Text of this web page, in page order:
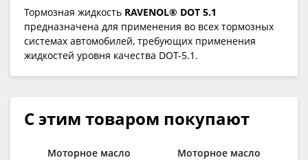
Тормозная жидкость RAVENOL® DOT 5.1
предназначена для применения во всех тормозных
системах автомобилей, требующих применения
жидкостей уровня качества DOT-5.1.
С этим товаром покупают
Моторное масло
Моторное масло